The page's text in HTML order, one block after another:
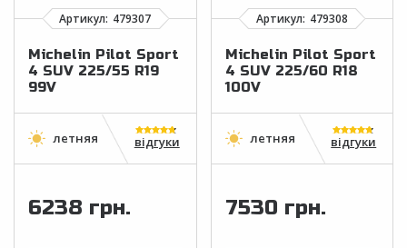
Michelin Pilot Sport
4 SUV 225/55 R19
99V
відгуки
6238 грн.
Michelin Pilot Sport
4 SUV 225/60 R18
100V
відгуки
7530 грн.